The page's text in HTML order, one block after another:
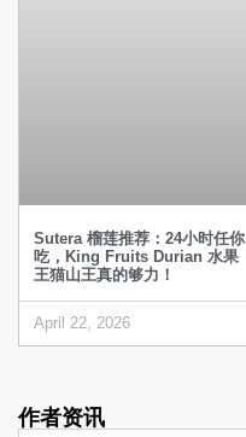
Sutera 榴莲推荐：24小时任你
吃，King Fruits Durian 水果
王猫山王真的够力！
April 22, 2026
作者资讯